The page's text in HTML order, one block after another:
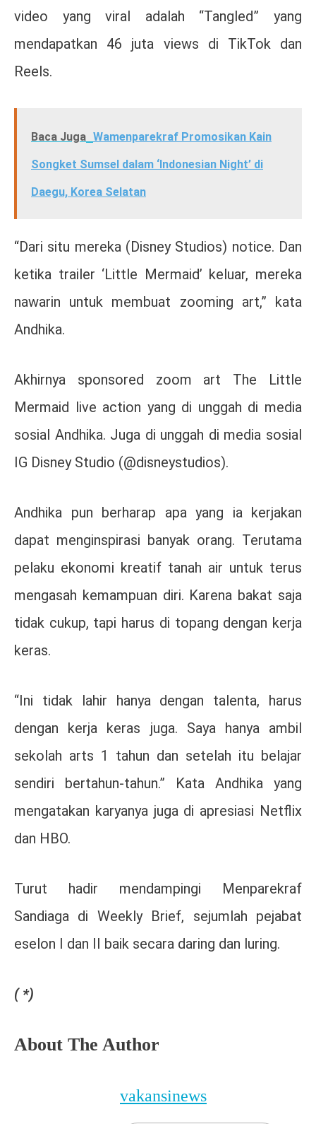
video yang viral adalah “Tangled” yang
mendapatkan 46 juta views di TikTok dan
Reels.
Baca Juga Wamenparekraf Promosikan Kain
Songket Sumsel dalam ‘Indonesian Night’ di
Daegu, Korea Selatan
“Dari situ mereka (Disney Studios) notice. Dan
ketika trailer ‘Little Mermaid’ keluar, mereka
nawarin untuk membuat zooming art,” kata
Andhika.
Akhirnya sponsored zoom art The Little
Mermaid live action yang di unggah di media
sosial Andhika. Juga di unggah di media sosial
IG Disney Studio (@disneystudios).
Andhika pun berharap apa yang ia kerjakan
dapat menginspirasi banyak orang. Terutama
pelaku ekonomi kreatif tanah air untuk terus
mengasah kemampuan diri. Karena bakat saja
tidak cukup, tapi harus di topang dengan kerja
keras.
“Ini tidak lahir hanya dengan talenta, harus
dengan kerja keras juga. Saya hanya ambil
sekolah arts 1 tahun dan setelah itu belajar
sendiri bertahun-tahun.” Kata Andhika yang
mengatakan karyanya juga di apresiasi Netflix
dan HBO.
Turut hadir mendampingi Menparekraf
Sandiaga di Weekly Brief, sejumlah pejabat
eselon I dan II baik secara daring dan luring.
( *)
About The Author
vakansinews